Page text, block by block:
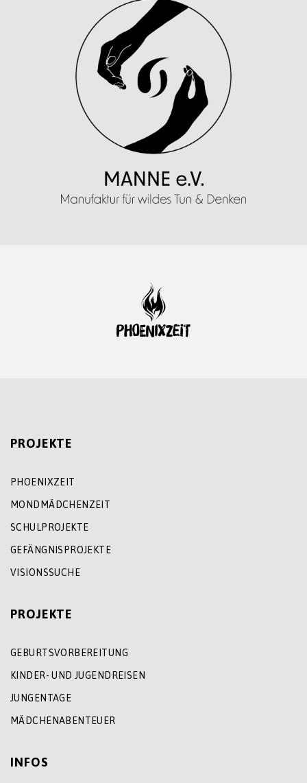
PROJEKTE
PHOENIXZEIT
MONDMÄDCHENZEIT
SCHULPROJEKTE
GEFÄNGNISPROJEKTE
VISIONSSUCHE
PROJEKTE
GEBURTSVORBEREITUNG
KINDER- UND JUGENDREISEN
JUNGENTAGE
MÄDCHENABENTEUER
INFOS